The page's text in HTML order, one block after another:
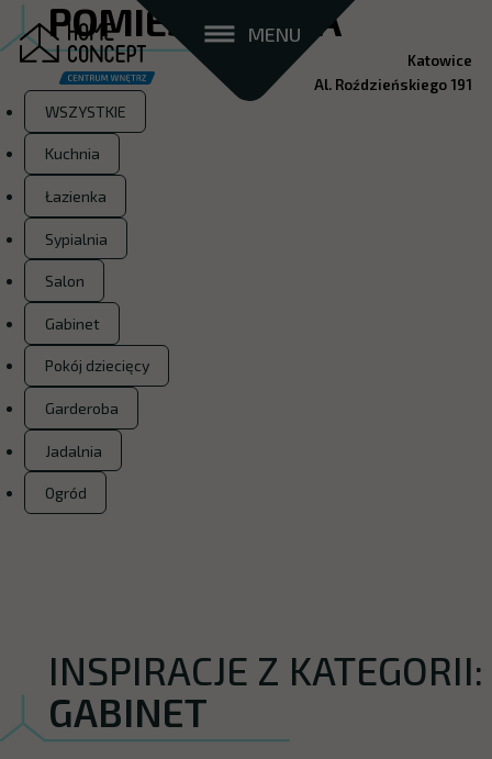
MENU
Katowice
Al. Roździeńskiego 191
POMIESZCZENIA
WSZYSTKIE
Kuchnia
Łazienka
Sypialnia
Salon
Gabinet
Pokój dziecięcy
Garderoba
Jadalnia
Ogród
INSPIRACJE Z KATEGORII:
GABINET